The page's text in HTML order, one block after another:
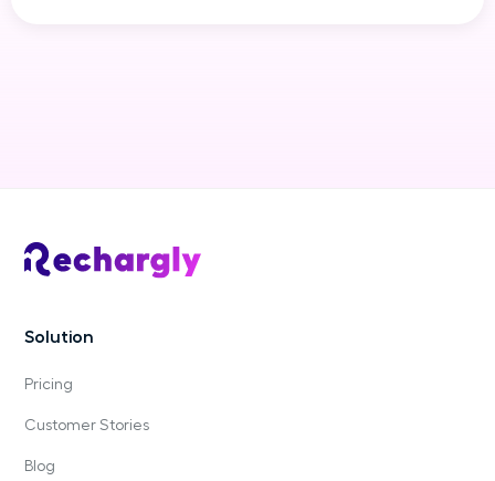
Solution
Pricing
Customer Stories
Blog